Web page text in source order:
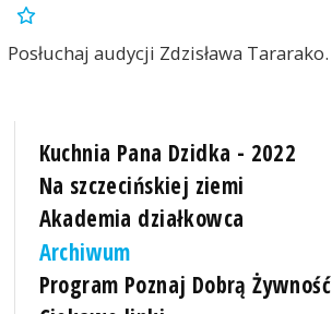
Posłuchaj audycji Zdzisława Tararako.
Kuchnia Pana Dzidka - 2022
Na szczecińskiej ziemi
Akademia działkowca
Archiwum
Program Poznaj Dobrą Żywność